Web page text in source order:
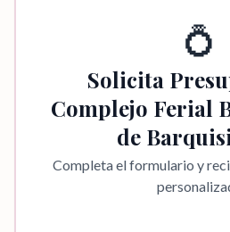
💍
Solicita
Complejo Ferial
de
Completa el formulario y